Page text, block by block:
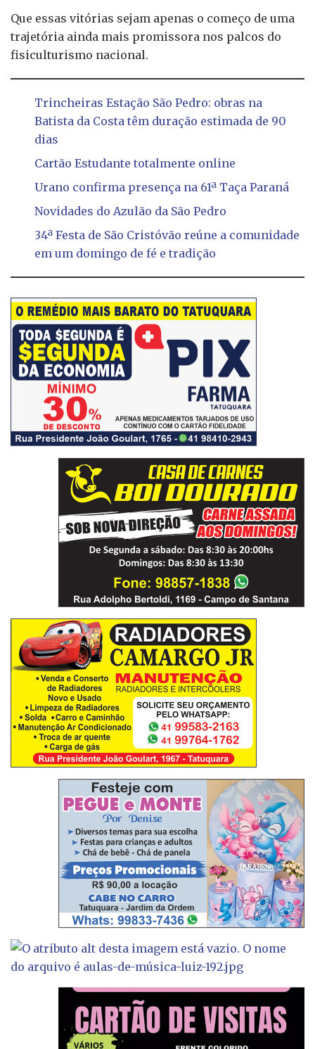
Que essas vitórias sejam apenas o começo de uma
trajetória ainda mais promissora nos palcos do
fisiculturismo nacional.
Trincheiras Estação São Pedro: obras na
Batista da Costa têm duração estimada de 90
dias
Cartão Estudante totalmente online
Urano confirma presença na 61ª Taça Paraná
Novidades do Azulão da São Pedro
34ª Festa de São Cristóvão reúne a comunidade
em um domingo de fé e tradição